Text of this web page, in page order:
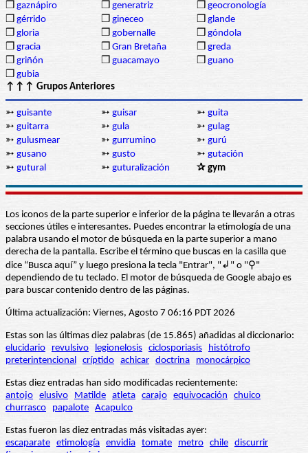
❒ gaznápiro ❒ generatriz ❒ geocronología
❒ gérrido ❒ gineceo ❒ glande
❒ gloria ❒ gobernalle ❒ góndola
❒ gracia ❒ Gran Bretaña ❒ greda
❒ griñón ❒ guacamayo ❒ guano
❒ gubia
↑↑↑ Grupos Anteriores
➳ guisante ➳ guisar ➳ guita
➳ guitarra ➳ gula ➳ gulag
➳ gulusmear ➳ gurrumino ➳ gurú
➳ gusano ➳ gusto ➳ gutación
➳ gutural ➳ guturalización ✰ gym
Los iconos de la parte superior e inferior de la página te llevarán a otras
secciones útiles e interesantes. Puedes encontrar la etimología de una
palabra usando el motor de búsqueda en la parte superior a mano
derecha de la pantalla. Escribe el término que buscas en la casilla que
dice “Busca aquí” y luego presiona la tecla "Entrar", "↲" o "⚲"
dependiendo de tu teclado. El motor de búsqueda de Google abajo es
para buscar contenido dentro de las páginas.
Última actualización: Viernes, Agosto 7 06:16 PDT 2026
Estas son las últimas diez palabras (de 15.865) añadidas al diccionario:
elucidario
revulsivo legionelosis ciclosporiasis
histótrofo
preterintencional críptido achicar doctrina monocárpico
Estas diez entradas han sido modificadas recientemente:
antojo elusivo Matilde atleta carajo equivocación
chuico
churrasco
papalote Acapulco
Estas fueron las diez entradas más visitadas ayer:
escaparate etimología envidia tomate metro chile discurrir